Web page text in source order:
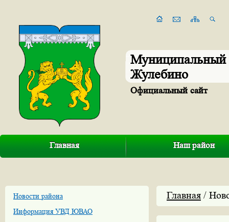
Муниципальный
Жулебино
Официальный сайт
Главная Наш район
Новости района
Информация УВД ЮВАО
Главная /